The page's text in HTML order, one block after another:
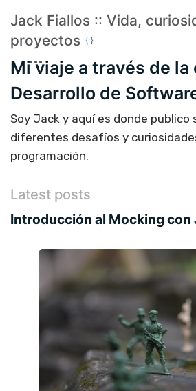
Jack Fiallos :: Vida,
proyectos
Mi viaje a través de la
Desarrollo de
Soy Jack y aquí es donde publico
diferentes desafíos y
programación.
Latest posts
Introducción al Mocking con